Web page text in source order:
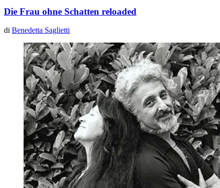
Die Frau ohne Schatten reloaded
di Benedetta Saglietti